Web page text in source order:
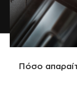
Πόσο